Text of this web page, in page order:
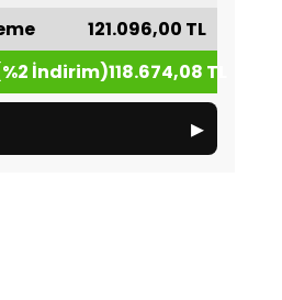
121.096,00 TL
İndirim)118.674,08 TL
▸